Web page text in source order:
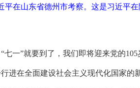
在山东省德州市考察。这是习近平
一”就要到了，我们即将迎来党的
进在全面建设社会主义现代化国家的